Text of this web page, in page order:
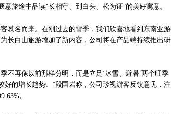
旅途中品读“长相守、到白头、松为证”的美好寓意。
慕名而来。在刚过去的雪季，我们欣喜地看到东南亚游
长白山旅游增加了新内容，公司将在产品端持续推出研
不再像以前那样分明，而是立足‘冰雪、避暑’两个旺季
的增长趋势。”段国岩称，公司珍视游客反馈意见，注
。